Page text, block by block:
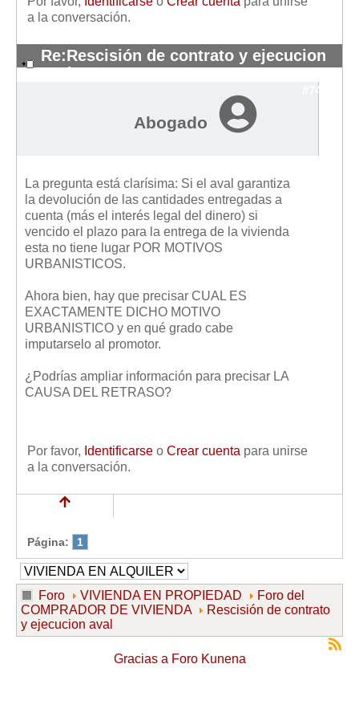
a la conversación.
Re:Rescisión de contrato y ejecucion
aval
#7406
Abogado
La pregunta está clarísima: Si el aval garantiza
la devolución de las cantidades entregadas a
cuenta (más el interés legal del dinero) si
vencido el plazo para la entrega de la vivienda
esta no tiene lugar POR MOTIVOS
URBANISTICOS.
Ahora bien, hay que precisar CUAL ES
EXACTAMENTE DICHO MOTIVO
URBANISTICO y en qué grado cabe
imputarselo al promotor.
¿Podrías ampliar información para precisar LA
CAUSA DEL RETRASO?
Por favor, Identificarse o Crear cuenta para unirse
a la conversación.
Página: 1
Foro VIVIENDA EN PROPIEDAD
Foro del
COMPRADOR DE VIVIENDA
Rescisión de contrato
y ejecucion aval
Gracias a Foro Kunena